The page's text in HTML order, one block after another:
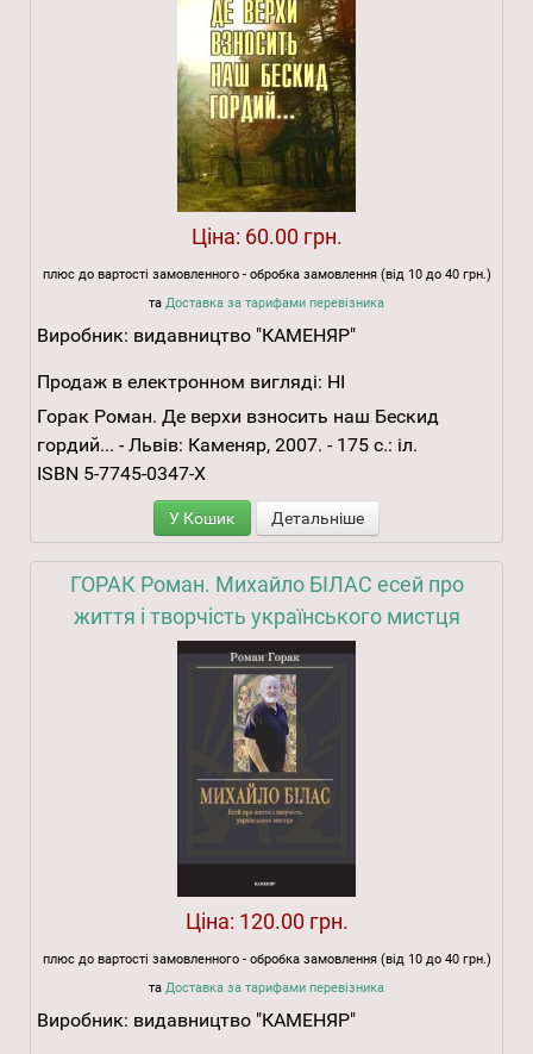
Ціна: 60.00 грн.
плюс до вартості замовленного - обробка замовлення (від 10 до 40 грн.)
та Доставка за тарифами перевізника
Виробник: видавництво "КАМЕНЯР"
Продаж в електронном вигляді: НІ
Горак Роман. Де верхи взносить наш Бескид
гордий... - Львів: Каменяр, 2007. - 175 с.: іл.
ISBN 5-7745-0347-Х
У Кошик Детальніше
ГОРАК Роман. Михайло БІЛАС есей про
життя і творчість українського мистця
Ціна: 120.00 грн.
плюс до вартості замовленного - обробка замовлення (від 10 до 40 грн.)
та Доставка за тарифами перевізника
Виробник: видавництво "КАМЕНЯР"